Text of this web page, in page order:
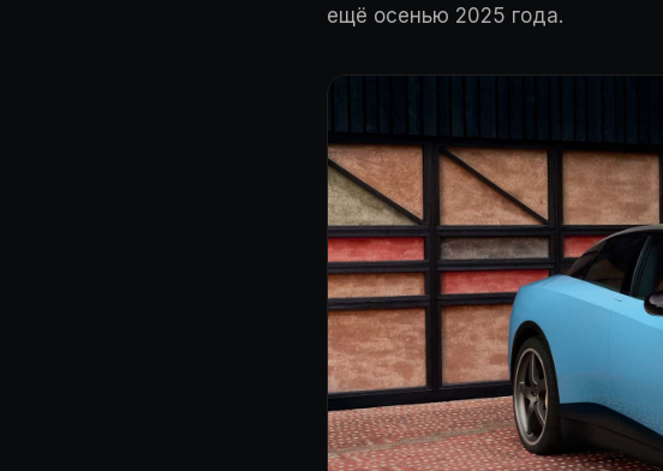
ещё осенью 2025 года.